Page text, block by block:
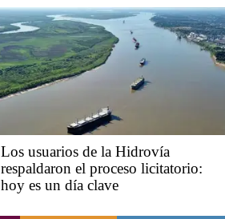
Los usuarios de la Hidrovía
respaldaron el proceso licitatorio:
hoy es un día clave